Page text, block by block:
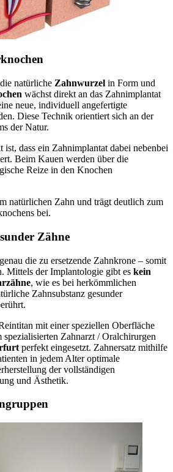
natürliche Zahnwurzel in Form und
wächst direkt an das Zahnimplantat
neue, individuell angefertigte
Diese Technik orientiert sich an der
der Natur.
dass ein Zahnimplantat dabei nebenbei
Beim Kauen werden über die
Reize in den Knochen
natürlichen Zahn und trägt deutlich zum
bei.
Zähne
die zu ersetzende Zahnkrone – somit
Mittels der Implantologie gibt es kein
, wie es bei herkömmlichen
Zahnsubstanz gesunder
mit einer speziellen Oberfläche
spezialisierten Zahnarzt / Oralchirurgen
perfekt eingesetzt. Zahnersatz mithilfe
in jedem Alter optimale
der vollständigen
und Ästhetik.